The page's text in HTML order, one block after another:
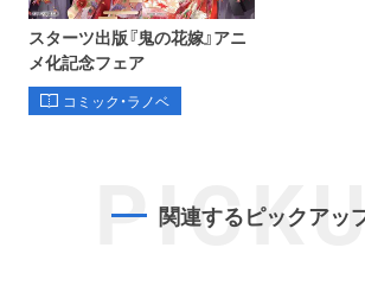
スターツ出版『鬼の花嫁』アニ
メ化記念フェア
コミック・ラノベ
関連するピックアッ